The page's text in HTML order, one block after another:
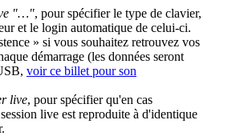
"…", pour spécifier le type de clavier,
et le login automatique de celui-ci.
» si vous souhaitez retrouvez vos
démarrage (les données seront
voir ce billet pour son
live, pour spécifier qu'en cas
live est reproduite à d'identique